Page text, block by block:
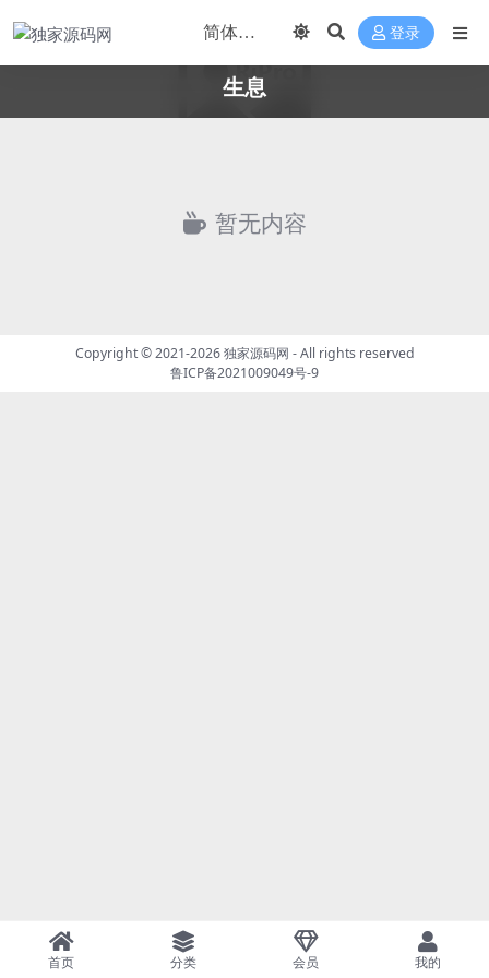
登录
生息
暂无内容
Copyright © 2021-2026独家源码网 - All rights reserved
鲁ICP备2021009049号-9
首页 分类 会员 我的